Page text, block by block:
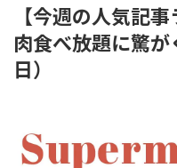
【今週の人気記
肉食べ放題に驚
日）